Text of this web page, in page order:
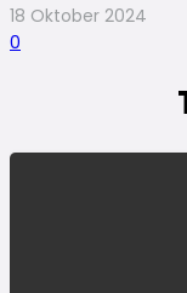
18 Oktober 2024
0